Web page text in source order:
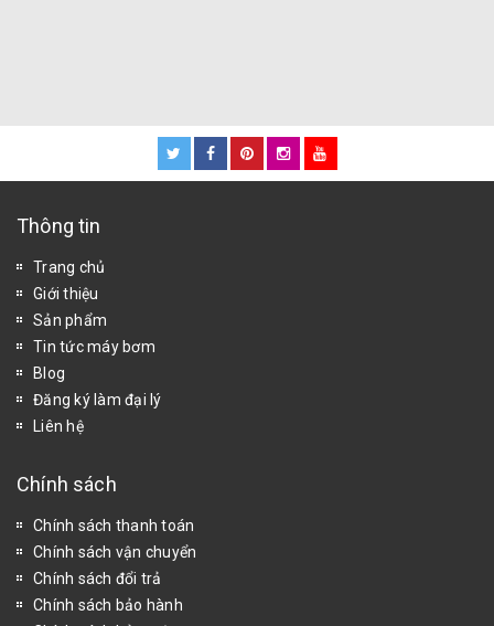
Thông tin
Trang chủ
Giới thiệu
Sản phẩm
Tin tức máy bơm
Blog
Đăng ký làm đại lý
Liên hệ
Chính sách
Chính sách thanh toán
Chính sách vận chuyển
Chính sách đổi trả
Chính sách bảo hành